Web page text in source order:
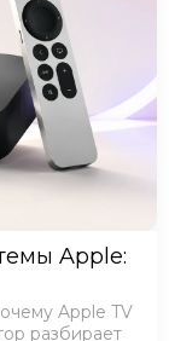
Apple:
Apple TV
разбирает